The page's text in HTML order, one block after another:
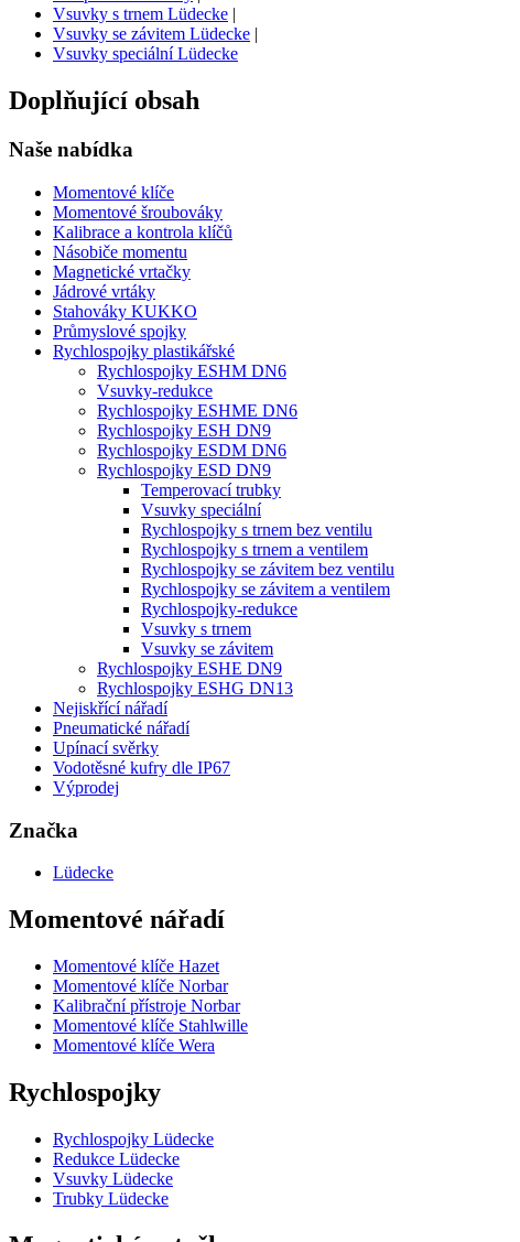
Vsuvky s trnem Lüdecke |
Vsuvky se závitem Lüdecke |
Vsuvky speciální Lüdecke
Doplňující obsah
Naše nabídka
Momentové klíče
Momentové šroubováky
Kalibrace a kontrola klíčů
Násobiče momentu
Magnetické vrtačky
Jádrové vrtáky
Stahováky KUKKO
Průmyslové spojky
Rychlospojky plastikářské
Rychlospojky ESHM DN6
Vsuvky-redukce
Rychlospojky ESHME DN6
Rychlospojky ESH DN9
Rychlospojky ESDM DN6
Rychlospojky ESD DN9
Temperovací trubky
Vsuvky speciální
Rychlospojky s trnem bez ventilu
Rychlospojky s trnem a ventilem
Rychlospojky se závitem bez ventilu
Rychlospojky se závitem a ventilem
Rychlospojky-redukce
Vsuvky s trnem
Vsuvky se závitem
Rychlospojky ESHE DN9
Rychlospojky ESHG DN13
Nejiskřící nářadí
Pneumatické nářadí
Upínací svěrky
Vodotěsné kufry dle IP67
Výprodej
Značka
Lüdecke
Momentové nářadí
Momentové klíče Hazet
Momentové klíče Norbar
Kalibrační přístroje Norbar
Momentové klíče Stahlwille
Momentové klíče Wera
Rychlospojky
Rychlospojky Lüdecke
Redukce Lüdecke
Vsuvky Lüdecke
Trubky Lüdecke